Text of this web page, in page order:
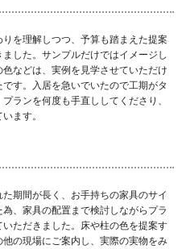
を理解しつつ、予算も踏まえた提案
ました。サンプルだけではイメージし
色などは、実例を見学させていただけ
す。入居を急いでいたので工期がタ
ランを何度も手直ししてくださり、
ます。
期間が長く、お手持ちの家具のサイ
為、家具の配置まで検討しながらプラ
いただきました。床や柱の色を提案す
他の現場にご案内し、実際の実物をみ